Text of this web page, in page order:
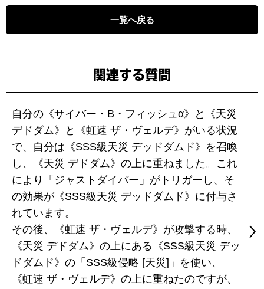
一覧へ戻る
関連する質問
自分の《サイバー・B・フィッシュα》と《天災
デドダム》と《虹速 ザ・ヴェルデ》がいる状況
で、自分は《SSS級天災 デッドダムド》を召喚
し、《天災 デドダム》の上に重ねました。これ
により「ジャストダイバー」がトリガーし、そ
の効果が《SSS級天災 デッドダムド》に付与さ
れています。
その後、《虹速 ザ・ヴェルデ》が攻撃する時、
《天災 デドダム》の上にある《SSS級天災 デッ
ドダムド》の「SSS級侵略 [天災]」を使い、
《虹速 ザ・ヴェルデ》の上に重ねたのですが、